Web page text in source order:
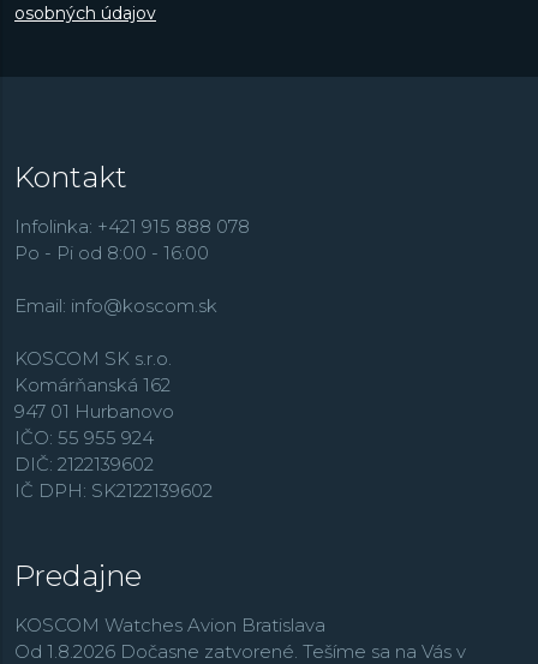
osobných údajov
Kontakt
Infolinka: +421 915 888 078
Po - Pi od 8:00 - 16:00
Email: info@koscom.sk
KOSCOM SK s.r.o.
Komárňanská 162
947 01 Hurbanovo
IČO: 55 955 924
DIČ: 2122139602
IČ DPH: SK2122139602
Predajne
KOSCOM Watches Avion Bratislava
Od 1.8.2026 Dočasne zatvorené. Tešíme sa na Vás v